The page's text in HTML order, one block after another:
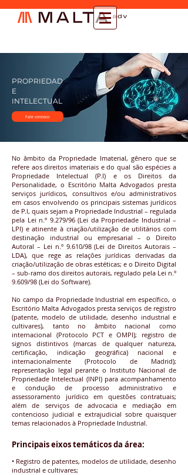
Fale conosco
PROPRIEDAD
E
INTELECTUAL
No âmbito da Propriedade Imaterial, gênero que se
refere aos direitos imateriais e do qual são espécies a
Propriedade Intelectual (P.I) e os Direitos da
Personalidade, o Escritório Malta Advogados presta
serviços jurídicos, consultivos e/ou administrativos
em casos envolvendo os principais sistemas jurídicos
de P.l, quais sejam a Propriedade Industrial – regulada
pela Lei n.º 9.279/96 (Lei da Propriedade Industrial –
LPI) e atinente à criação/utilização de utilitários com
destinação industrial ou empresarial – o Direito
Autoral – Lei n.º 9.610/98 (Lei de Direitos Autorais –
LDA), que rege as relações jurídicas derivadas da
criação/utilização de obras estéticas; e o Direito Digital
– sub-ramo dos direitos autorais, regulado pela Lei n.º
9.609/98 (Lei do Software).
No campo da Propriedade Industrial em específico, o
Escritório Malta Advogados presta serviços de registro
(patente, modelo de utilidade, desenho industrial e
cultivares), tanto no âmbito nacional como
internacional (Protocolo PCT e OMPI); registro de
signos distintivos (marcas de qualquer natureza,
certificação, indicação geográfica) nacional e
internacionalmente (Protocolo de Madrid);
representação legal perante o Instituto Nacional de
Propriedade Intelectual (INPI) para acompanhamento
e condução de processo administrativo e
assessoramento jurídico em questões contratuais;
além de serviços de advocacia e mediação em
contencioso judicial e extrajudicial sobre quaisquer
temas relacionados à Propriedade Industrial.
Principais eixos temáticos da área:
• Registro de patentes, modelos de utilidade, desenho
industrial e cultivares;